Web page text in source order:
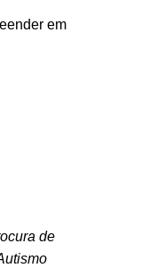
em
de